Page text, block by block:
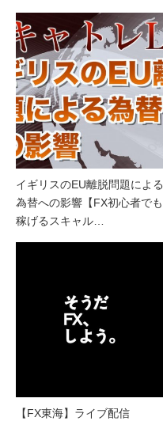
イギリスのEU離脱問題による
為替への影響【FX初心者でも
稼げるスキャル…
【FX東海】ライブ配信